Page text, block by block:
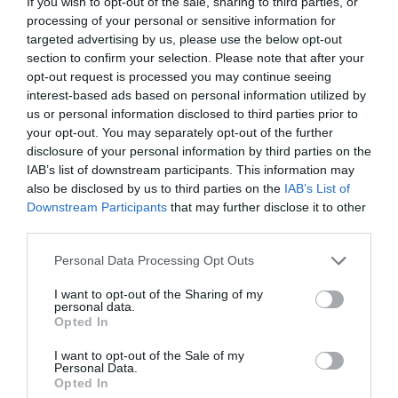
processing of your personal or sensitive information for
targeted advertising by us, please use the below opt-out
section to confirm your selection. Please note that after your
opt-out request is processed you may continue seeing
interest-based ads based on personal information utilized by
us or personal information disclosed to third parties prior to
your opt-out. You may separately opt-out of the further
disclosure of your personal information by third parties on the
IAB’s list of downstream participants. This information may
also be disclosed by us to third parties on the IAB’s List of
Downstream Participants that may further disclose it to other
Personal Data Processing Opt Outs
I want to opt-out of the Sharing of my
personal data.
Opted In
I want to opt-out of the Sale of my
Personal Data.
Opted In
jóvenes que se forman en el centro de estudios
de montaña y que no encuentran piso, pero
también recuperará su función inicial de recibir
turistas en los periodos de vacaciones (verano e
invierno). En su planteamiento inicial, los 18
bungalows tenían que ser una 'ciudad' con 100
cabañas, pero actualmente se encuentran sin un
uso concreto.
Otro factor que dificulta la
'repoblación' de esta zona
del Pirineo leridano es el
incremento de la actividad
de los pisos turísticos